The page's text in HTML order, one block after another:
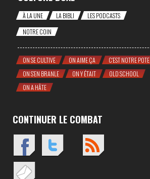
À LA UNE LA BIBLI
LES PODCASTS
NOTRE COIN
ON SE CULTIVE ON AIME ÇA
C'EST NOTRE POTE
ON S'EN BRANLE
ON Y ÉTAIT
OLD SCHOOL
ON A HÂTE
CONTINUER LE COMBAT